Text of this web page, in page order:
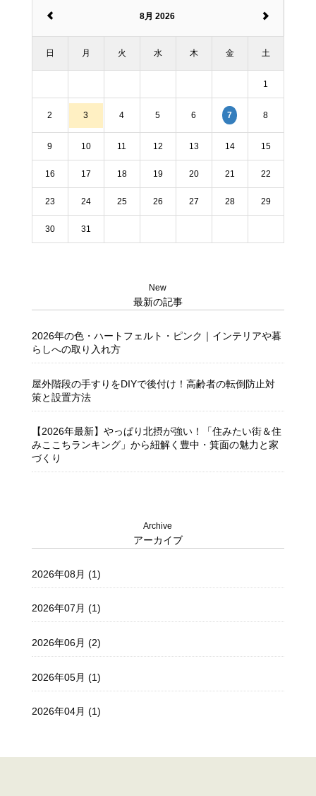
8月 2026
日 月 火 水 木 金 土
1
2 3 4 5 6 7 8
9 10 11 12 13 14 15
16 17 18 19 20 21 22
23 24 25 26 27 28 29
30 31
New
最新の記事
2026年の色・ハートフェルト・ピンク｜インテリアや暮
らしへの取り入れ方
屋外階段の手すりをDIYで後付け！高齢者の転倒防止対
策と設置方法
【2026年最新】やっぱり北摂が強い！「住みたい街＆住
みここちランキング」から紐解く豊中・箕面の魅力と家
づくり
Archive
アーカイブ
2026年08月 (1)
2026年07月 (1)
2026年06月 (2)
2026年05月 (1)
2026年04月 (1)